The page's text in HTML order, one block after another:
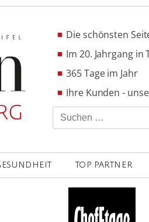
Die schönsten
Im 20. Jahrgang in
365 Tage im Jahr
Ihre Kunden -
Suchen
nach:
TOP PARTNER